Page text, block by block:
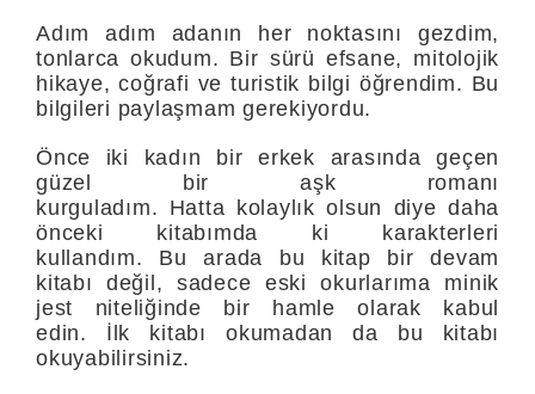
Adım adım adanın her noktasını gezdim,
tonlarca okudum. Bir sürü efsane, mitolojik
hikaye, coğrafi ve turistik bilgi öğrendim. Bu
bilgileri paylaşmam gerekiyordu.
Önce iki kadın bir erkek arasında geçen
güzel bir aşk romanı
kurguladım. Hatta kolaylık olsun diye daha
önceki kitabımda ki karakterleri
kullandım. Bu arada bu kitap bir devam
kitabı değil, sadece eski okurlarıma minik
jest niteliğinde bir hamle olarak kabul
edin. İlk kitabı okumadan da bu kitabı
okuyabilirsiniz.